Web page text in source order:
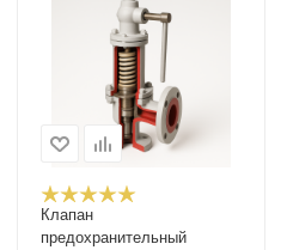
Клапан
предохранительный